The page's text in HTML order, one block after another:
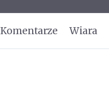
Komentarze Wiara